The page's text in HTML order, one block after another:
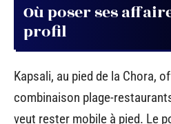
Où poser ses
profil
Kapsali, au pied de la Chora,
combinaison plage-
veut rester mobile à pied. Le